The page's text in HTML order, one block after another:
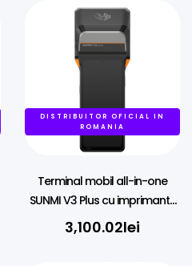
DISTRIBUITOR OFICIAL IN
ROMANIA
Terminal mobil all-in-one
SUNMI V3 Plus cu imprimantă
termică, 6.75″, GMS EDLA, 2D,
Wi-Fi, eSIM, 4G, NFC, Android
3,100.02lei